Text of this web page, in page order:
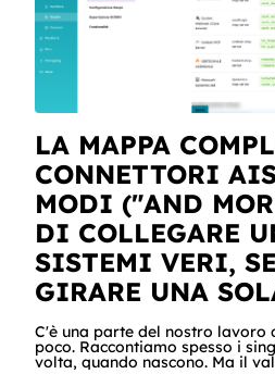
LA MAPPA
CONNETTORI
MODI ("AND
DI COLLEGARE
SISTEMI VERI,
GIRARE UNA
C'è una parte del nostro
poco. Raccontiamo spesso i singoli connettori, uno alla
volta, quando nascono. Ma il